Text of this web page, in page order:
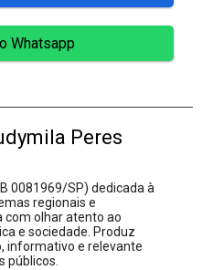
Whatsapp
Peres
0081969/SP) dedicada à
regionais e
com olhar atento ao
e sociedade. Produz
informativo e relevante
públicos.